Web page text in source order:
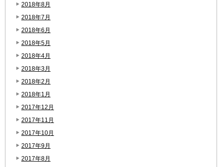
2018年8月
2018年7月
2018年6月
2018年5月
2018年4月
2018年3月
2018年2月
2018年1月
2017年12月
2017年11月
2017年10月
2017年9月
2017年8月